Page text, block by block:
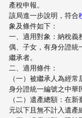
產稅申報。
該局進一步說明，符合
象及條件如下：
一、適用對象：納稅義
偶、子女，有身分證統
繼承者。
二、適用條件：
（一）被繼承人為經
身分證統一編號之中華
（二）遺產總額：在
元以下且無不計入遺產